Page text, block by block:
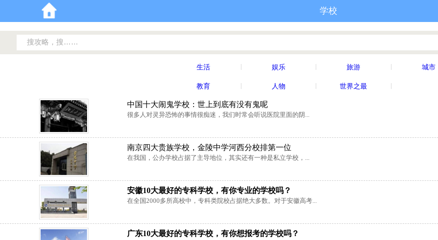
学校
生活 娱乐 旅游 城市
教育 人物 世界之最
中国十大闹鬼学校：世上到底有没有鬼呢
很多人对灵异恐怖的事情很痴迷，我们时常会听说医院里面的阴...
南京四大贵族学校，金陵中学河西分校排第一位
在我国，公办学校占据了主导地位，其实还有一种是私立学校，...
安徽10大最好的专科学校，有你专业的学校吗？
在全国2000多所高校中，专科类院校占据绝大多数。对于安徽高考...
广东10大最好的专科学校，有你想报考的学校吗？